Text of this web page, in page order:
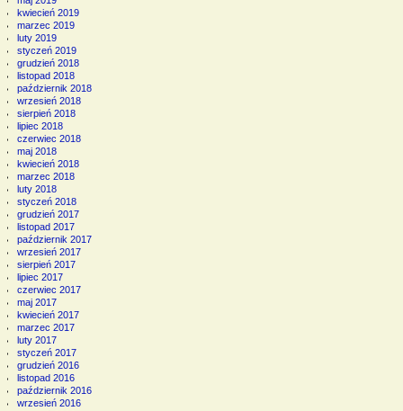
kwiecień 2019
marzec 2019
luty 2019
styczeń 2019
grudzień 2018
listopad 2018
październik 2018
wrzesień 2018
sierpień 2018
lipiec 2018
czerwiec 2018
maj 2018
kwiecień 2018
marzec 2018
luty 2018
styczeń 2018
grudzień 2017
listopad 2017
październik 2017
wrzesień 2017
sierpień 2017
lipiec 2017
czerwiec 2017
maj 2017
kwiecień 2017
marzec 2017
luty 2017
styczeń 2017
grudzień 2016
listopad 2016
październik 2016
wrzesień 2016